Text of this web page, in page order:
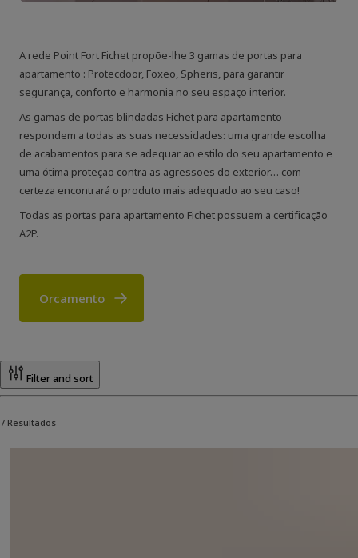
A rede Point Fort Fichet propõe-lhe 3 gamas de portas para
apartamento : Protecdoor, Foxeo, Spheris, para garantir
segurança, conforto e harmonia no seu espaço interior.
As gamas de portas blindadas Fichet para apartamento
respondem a todas as suas necessidades: uma grande escolha
de acabamentos para se adequar ao estilo do seu apartamento e
uma ótima proteção contra as agressões do exterior… com
certeza encontrará o produto mais adequado ao seu caso!
Todas as portas para apartamento Fichet possuem a certificação
A2P.
Orcamento
Filter and sort
7 Resultados